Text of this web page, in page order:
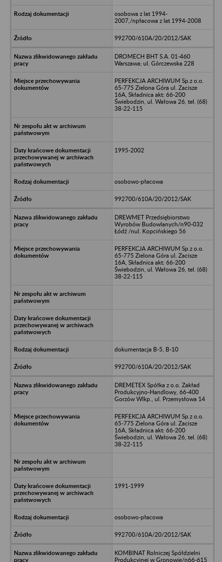
osobowa z lat 1994-
2007,/npłacowa z lat 1994-2008
992700/610A/20/2012/SAK
DROMECH BHT S.A. 01-460
Warszawa; ul. Górczewska 228
PERFEKCJA ARCHIWUM Sp.z o.o.
65-775 Zielona Góra ul. Zacisze
16A, Składnica akt: 66-200
Świebodzin, ul. Wałowa 26, tel. (68)
38-22-115
1995-2002
osobowo-płacowa
992700/610A/20/2012/SAK
DREWMET Przedsiębiorstwo
Wyrobów Budowlanych/n90-032
Łódź /nul. Kopcińskiego 56
PERFEKCJA ARCHIWUM Sp.z o.o.
65-775 Zielona Góra ul. Zacisze
16A, Składnica akt: 66-200
Świebodzin, ul. Wałowa 26, tel. (68)
38-22-115
dokumentacja B-5, B-10
992700/610A/20/2012/SAK
DREMETEX Spółka z o.o. Zakład
Produkcyjno-Handlowy, 66-400
Gorzów Wlkp., ul. Przemysłowa 14
PERFEKCJA ARCHIWUM Sp.z o.o.
65-775 Zielona Góra ul. Zacisze
16A, Składnica akt: 66-200
Świebodzin, ul. Wałowa 26, tel. (68)
38-22-115
1991-1999
osobowo-płacowa
992700/610A/20/2012/SAK
KOMBINAT Rolniczej Spółdzielni
Produkcyjnej w Gronowie/n66-615